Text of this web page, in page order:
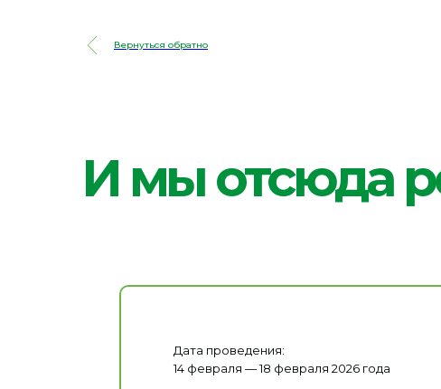
Вернуться обратно
Дата проведения:
14 февраля — 18 февраля 2026 года